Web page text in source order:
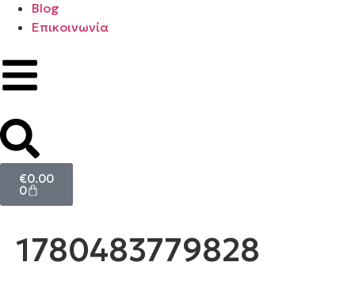
Blog
Επικοινωνία
€0.00
0
1780483779828